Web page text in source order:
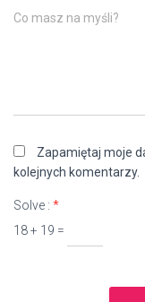
Co masz na myśli?
Zapamiętaj moje
kolejnych komentarzy.
Solve : *
18 + 19 =